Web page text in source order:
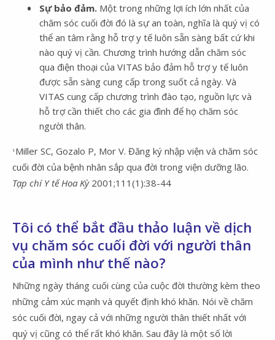
Sự bảo đảm. Một trong những lợi ích lớn nhất của
chăm sóc cuối đời đó là sự an toàn, nghĩa là quý vị có
thể an tâm rằng hỗ trợ y tế luôn sẵn sàng bất cứ khi
nào quý vị cần. Chương trình hướng dẫn chăm sóc
qua điện thoại của VITAS bảo đảm hỗ trợ y tế luôn
được sẵn sàng cung cấp trong suốt cả ngày. Và
VITAS cung cấp chương trình đào tạo, nguồn lực và
hỗ trợ cần thiết cho các gia đình để họ chăm sóc
người thân.
1 Miller SC, Gozalo P, Mor V. Đăng ký nhập viện và chăm sóc
cuối đời của bệnh nhân sắp qua đời trong viện dưỡng lão.
Tạp chí Y tế Hoa Kỳ2001;111(1):38-44
Tôi có thể bắt đầu thảo luận về dịch
vụ chăm sóc cuối đời với người thân
của mình như thế nào?
Những ngày tháng cuối cùng của cuộc đời thường kèm theo
những cảm xúc mạnh và quyết định khó khăn. Nói về chăm
sóc cuối đời, ngay cả với những người thân thiết nhất với
quý vị cũng có thể rất khó khăn. Sau đây là một số lời